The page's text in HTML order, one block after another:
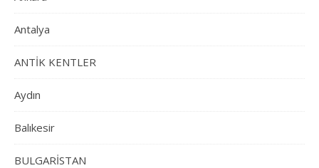
Antalya
ANTİK KENTLER
Aydın
Balıkesir
BULGARİSTAN